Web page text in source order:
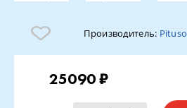
Производитель: Pituso
25090 ₽